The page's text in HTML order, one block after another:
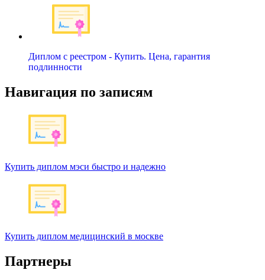
Диплом с реестром - Купить. Цена, гарантия
подлинности
Навигация по записям
Купить диплом мэси быстро и надежно
Купить диплом медицинский в москве
Партнеры